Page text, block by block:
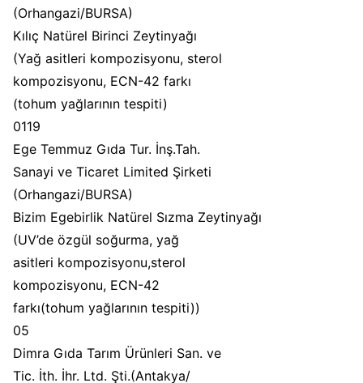
(Orhangazi/BURSA)
Kılıç Natürel Birinci Zeytinyağı
(Yağ asitleri kompozisyonu, sterol
kompozisyonu, ECN-42 farkı
(tohum yağlarının tespiti)
0119
Ege Temmuz Gıda Tur. İnş.Tah.
Sanayi ve Ticaret Limited Şirketi
(Orhangazi/BURSA)
Bizim Egebirlik Natürel Sızma Zeytinyağı
(UV’de özgül soğurma, yağ
asitleri kompozisyonu,sterol
kompozisyonu, ECN-42
farkı(tohum yağlarının tespiti))
05
Dimra Gıda Tarım Ürünleri San. ve
Tic. İth. İhr. Ltd. Şti.(Antakya/